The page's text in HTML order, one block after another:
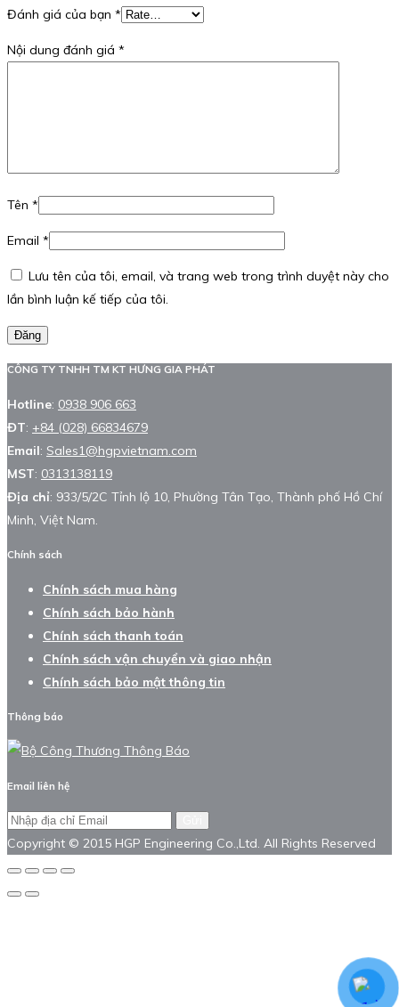
Đánh giá của bạn *
Nội dung đánh giá *
Tên *
Email *
Lưu tên của tôi, email, và trang web trong trình duyệt này cho
lần bình luận kế tiếp của tôi.
Đăng
CÔNG TY TNHH TM KT HƯNG GIA PHÁT
Hotline: 0938 906 663
ĐT: +84 (028) 66834679
Email: Sales1@hgpvietnam.com
MST: 0313138119
Địa chỉ: 933/5/2C Tỉnh lộ 10, Phường Tân Tạo, Thành phố Hồ Chí
Minh, Việt Nam.
Chính sách
Chính sách mua hàng
Chính sách bảo hành
Chính sách thanh toán
Chính sách vận chuyển và giao nhận
Chính sách bảo mật thông tin
Thông báo
Email liên hệ
Copyright © 2015 HGP Engineering Co.,Ltd. All Rights Reserved